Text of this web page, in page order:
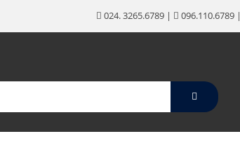
sản phẩm Giày - Dép - Phụ kiện da thật cao cấp
024. 3265.6789 | 096.110.6789 |